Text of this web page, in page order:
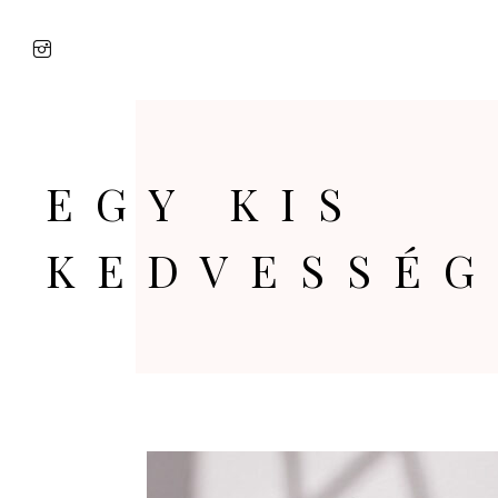
EGY KIS
KEDVESSÉG